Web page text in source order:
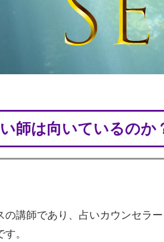
師は向いているのか
講師であり、占いカウンセラ
。